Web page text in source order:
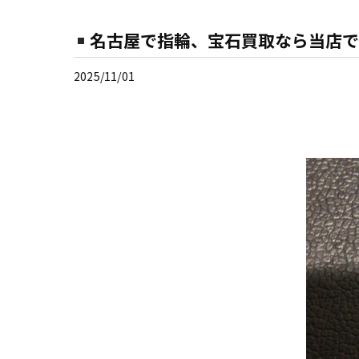
名古屋で指輪、宝石買取なら当店
2025/11/01